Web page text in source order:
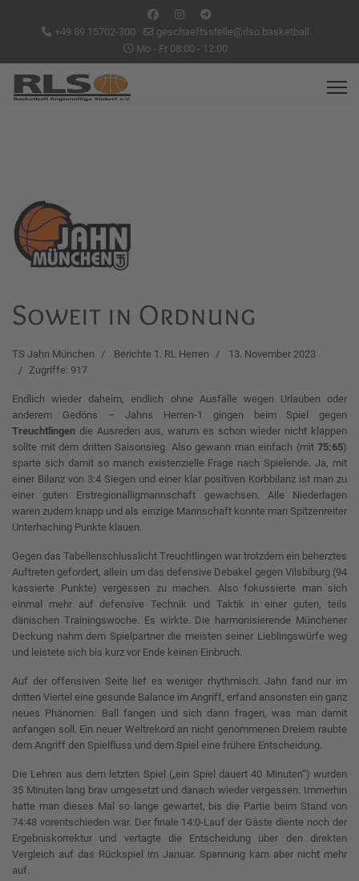
+49 89 15702-300
geschaeftsstelle@rlso.basketball
Mo - Fr 08:00 - 12:00
Soweit in Ordnung
TS Jahn München Berichte 1. RL Herren
13. November 2023
Zugriffe: 917
Endlich wieder daheim, endlich ohne Ausfälle wegen Urlauben oder
anderem Gedöns – Jahns Herren-1 gingen beim Spiel gegen
Treuchtlingen die Ausreden aus, warum es schon wieder nicht klappen
sollte mit dem dritten Saisonsieg. Also gewann man einfach (mit 75:65)
sparte sich damit so manch existenzielle Frage nach Spielende. Ja, mit
einer Bilanz von 3:4 Siegen und einer klar positiven Korbbilanz ist man zu
einer guten Erstregionalligmannschaft gewachsen. Alle Niederlagen
waren zudem knapp und als einzige Mannschaft konnte man Spitzenreiter
Unterhaching Punkte klauen.
Gegen das Tabellenschlusslicht Treuchtlingen war trotzdem ein beherztes
Auftreten gefordert, allein um das defensive Debakel gegen Vilsbiburg (94
kassierte Punkte) vergessen zu machen. Also fokussierte man sich
einmal mehr auf defensive Technik und Taktik in einer guten, teils
dänischen Trainingswoche. Es wirkte. Die harmonisierende Münchener
Deckung nahm dem Spielpartner die meisten seiner Lieblingswürfe weg
und leistete sich bis kurz vor Ende keinen Einbruch.
Auf der offensiven Seite lief es weniger rhythmisch. Jahn fand nur im
dritten Viertel eine gesunde Balance im Angriff, erfand ansonsten ein ganz
neues Phänomen: Ball fangen und sich dann fragen, was man damit
anfangen soll. Ein neuer Weltrekord an nicht genommenen Dreiern raubte
dem Angriff den Spielfluss und dem Spiel eine frühere Entscheidung.
Die Lehren aus dem letzten Spiel („ein Spiel dauert 40 Minuten“) wurden
35 Minuten lang brav umgesetzt und danach wieder vergessen. Immerhin
hatte man dieses Mal so lange gewartet, bis die Partie beim Stand von
74:48 vorentschieden war. Der finale 14:0-Lauf der Gäste diente noch der
Ergebniskorrektur und vertagte die Entscheidung über den direkten
Vergleich auf das Rückspiel im Januar. Spannung kam aber nicht mehr
auf.